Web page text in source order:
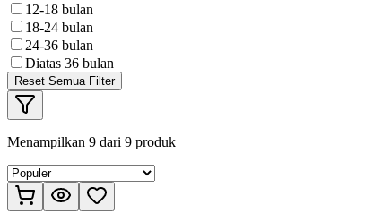
12-18 bulan
18-24 bulan
24-36 bulan
Diatas 36 bulan
Reset Semua Filter
Menampilkan 9 dari 9 produk